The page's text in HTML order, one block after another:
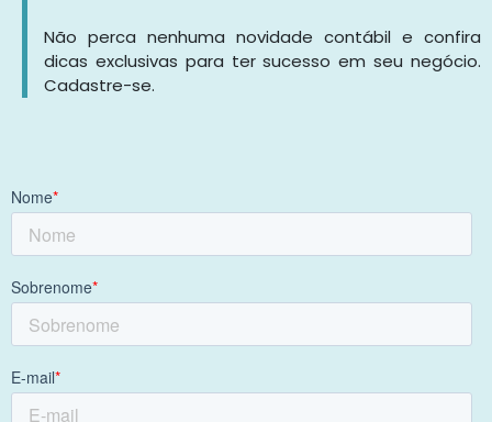
Não perca nenhuma novidade contábil e confira
dicas exclusivas para ter sucesso em seu negócio.
Cadastre-se.